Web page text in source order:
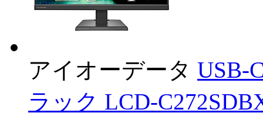
アイオーデータ USB-
ラック LCD-